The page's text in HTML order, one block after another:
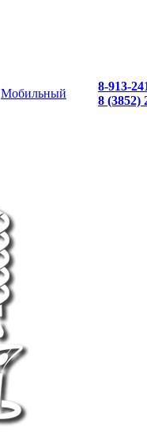
Мобильный
8-913-
8 (3852)